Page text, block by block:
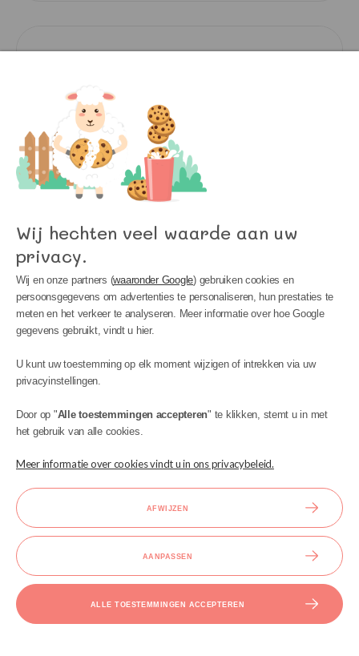
OLMO 46 90x200 Wit Kinderbed
Eenpersoonsbed Kinder Meubels
€ 299,00
ROSI 120x200 Wit Bodenbett Huisbed
Eenpersoonsbed Kinder Meubels
Wij hechten veel waarde aan uw
privacy.
Wij en onze partners (waaronder Google) gebruiken cookies en
persoonsgegevens om advertenties te personaliseren, hun prestaties te
meten en het verkeer te analyseren. Meer informatie over hoe Google
gegevens gebruikt, vindt u hier.
U kunt uw toestemming op elk moment wijzigen of intrekken via uw
privacyinstellingen.
Door op "Alle toestemmingen accepteren" te klikken, stemt u in met
het gebruik van alle cookies.
Meer informatie over cookies vindt u in ons privacybeleid.
AFWIJZEN
AANPASSEN
ALLE TOESTEMMINGEN ACCEPTEREN